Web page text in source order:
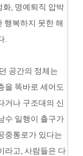
화, 명예퇴직 압박
행복하지 못한 해
.
공간의 정체는
을 똑바로 세어도
거나 구조대의 신
수 일행이 출구가
중통로가 있다는
라고, 사람들은 다